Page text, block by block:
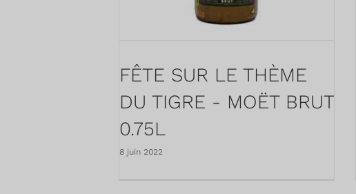
FÊTE SUR LE THÈME
DU TIGRE - MOËT BRUT
0.75L
8 juin 2022